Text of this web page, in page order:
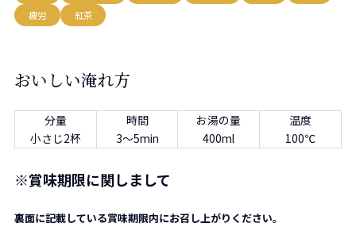
疲労
紅茶
おいしい淹れ方
分量
小さじ2杯
時間
3～5min
お湯の量
400ml
温度
100℃
※賞味期限に関しまして
裏面に記載している賞味期限内にお召し上がりください。